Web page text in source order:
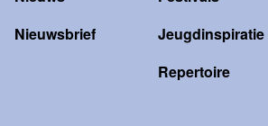
Nieuwsbrief
Jeugdinspiratie
Repertoire